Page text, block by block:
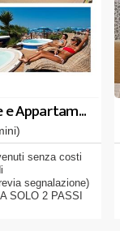
e Appartam...
senza costi
segnalazione)
SOLO 2 PASSI